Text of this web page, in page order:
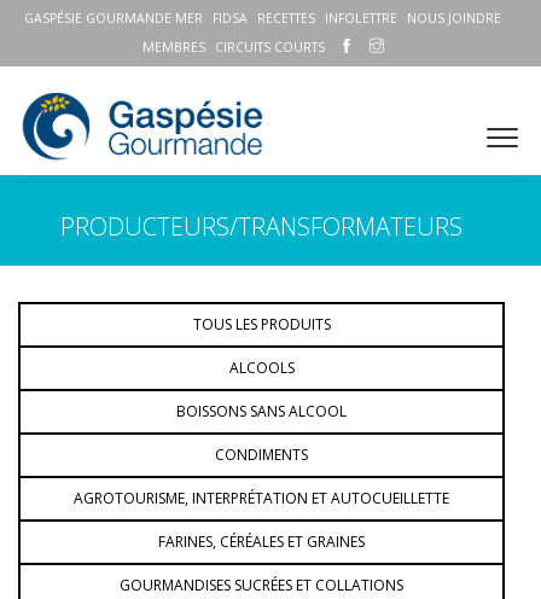
GASPÉSIE GOURMANDE MER FIDSA RECETTES INFOLETTRE
NOUS JOINDRE
MEMBRES
CIRCUITS COURTS
PRODUCTEURS/TRANSFORMATEURS
TOUS LES PRODUITS
ALCOOLS
BOISSONS SANS ALCOOL
CONDIMENTS
AGROTOURISME, INTERPRÉTATION ET AUTOCUEILLETTE
FARINES, CÉRÉALES ET GRAINES
GOURMANDISES SUCRÉES ET COLLATIONS